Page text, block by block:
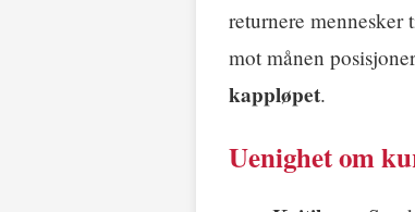
returnere mennesker
mot månen
kappløpet.
Uenighet om